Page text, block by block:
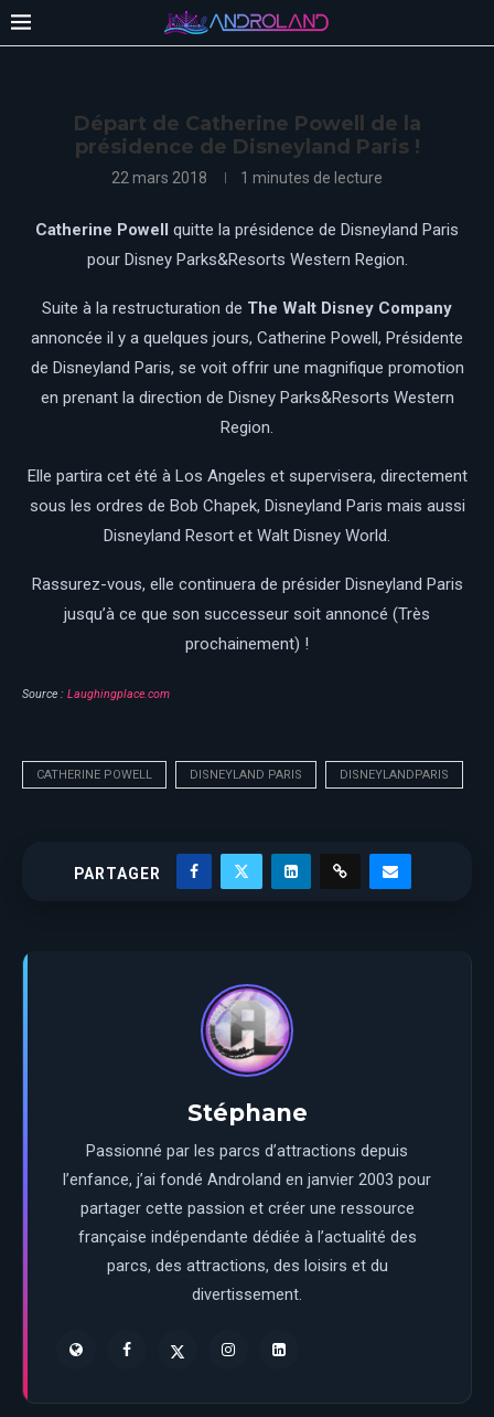
Départ de Catherine Powell de la
présidence de Disneyland Paris !
22 mars 2018 1 minutes de lecture
Catherine Powell quitte la présidence de Disneyland Paris
pour Disney Parks&Resorts Western Region.
Suite à la restructuration de The Walt Disney Company
annoncée il y a quelques jours, Catherine Powell, Présidente
de Disneyland Paris, se voit offrir une magnifique promotion
en prenant la direction de Disney Parks&Resorts Western
Region.
Elle partira cet été à Los Angeles et supervisera, directement
sous les ordres de Bob Chapek, Disneyland Paris mais aussi
Disneyland Resort et Walt Disney World.
Rassurez-vous, elle continuera de présider Disneyland Paris
jusqu’à ce que son successeur soit annoncé (Très
prochainement) !
Source : Laughingplace.com
CATHERINE POWELL DISNEYLAND PARIS DISNEYLANDPARIS
PARTAGER
Stéphane
Passionné par les parcs d’attractions depuis
l’enfance, j’ai fondé Androland en janvier 2003 pour
partager cette passion et créer une ressource
française indépendante dédiée à l’actualité des
parcs, des attractions, des loisirs et du
divertissement.